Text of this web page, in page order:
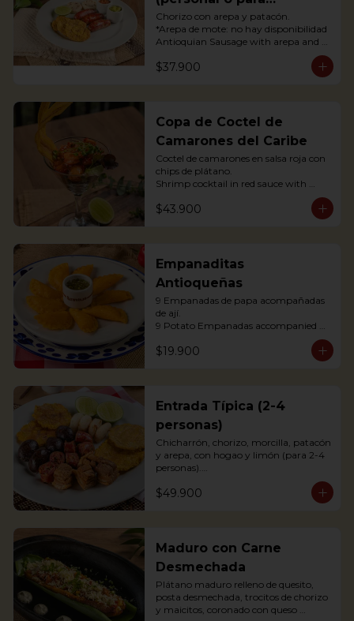
compartir)
Chorizo con arepa y patacón.
*Arepa de mote: no hay disponibilidad
Antioquian Sausage with arepa and
$37.900
Copa de Coctel de
Camarones del Caribe
Coctel de camarones en salsa roja con
chips de plátano.
Shrimp cocktail in red sauce with
$43.900
Empanaditas
Antioqueñas
9 Empanadas de papa acompañadas
de ají.
9 Potato Empanadas accompanied
$19.900
Entrada Típica (2-4
personas)
Chicharrón, chorizo, morcilla, patacón
y arepa, con hogao y limón (para 2-4
personas).
*Arepa de mote: no hay disponibilidad
Portions of pork crackling, sausage,
$49.900
Maduro con Carne
Desmechada
Plátano maduro relleno de quesito,
posta desmechada, trocitos de chorizo
y maicitos, coronado con queso